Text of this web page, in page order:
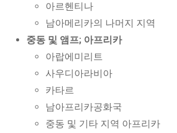
아르헨티나
남아메리카의 나머지 지역
중동 및 앰프; 아프리카
아랍에미리트
사우디아라비아
카타르
남아프리카공화국
중동 및 기타 지역 아프리카